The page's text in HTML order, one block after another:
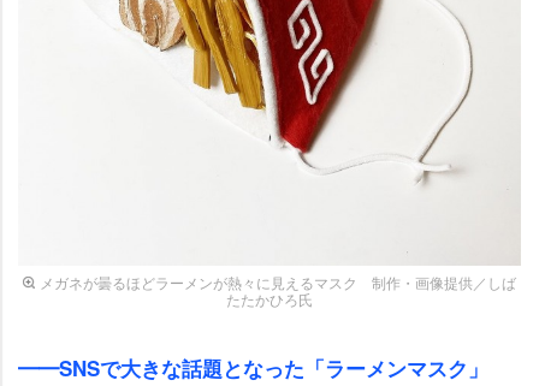
メガネが曇るほどラーメンが熱々に見えるマスク 制作・画像提供／しば
たたかひろ氏
━━SNSで大きな話題となった「ラーメンマスク」